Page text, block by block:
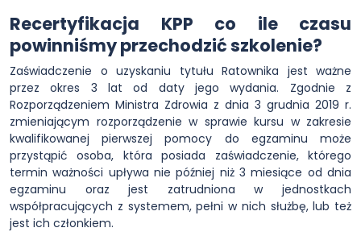
Recertyfikacja KPP co ile czasu
powinniśmy przechodzić szkolenie?
Zaświadczenie o uzyskaniu tytułu Ratownika jest ważne
przez okres 3 lat od daty jego wydania. Zgodnie z
Rozporządzeniem Ministra Zdrowia z dnia 3 grudnia 2019 r.
zmieniającym rozporządzenie w sprawie kursu w zakresie
kwalifikowanej pierwszej pomocy do egzaminu może
przystąpić osoba, która posiada zaświadczenie, którego
termin ważności upływa nie później niż 3 miesiące od dnia
egzaminu oraz jest zatrudniona w jednostkach
współpracujących z systemem, pełni w nich służbę, lub też
jest ich członkiem.